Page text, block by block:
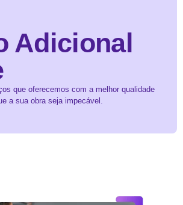
Adicional
que oferecemos com a melhor qualidade
a sua obra seja impecável.